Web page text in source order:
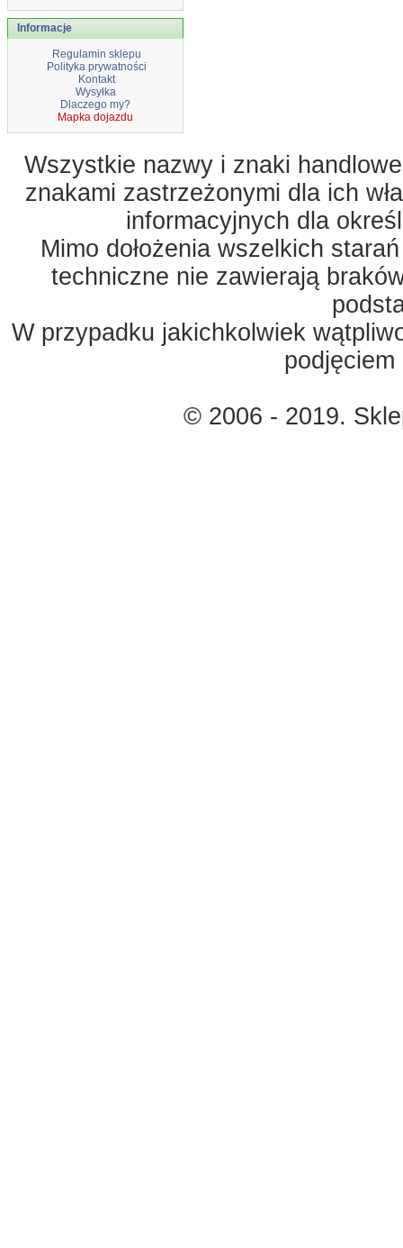
Informacje
Regulamin sklepu
Polityka prywatności
Kontakt
Wysyłka
Dlaczego my?
Mapka dojazdu
Wszystkie nazwy i znaki
znakami zastrzeżonymi dla ich
informacyjnych dla
Mimo dołożenia wszelkich
techniczne nie zawierają
W przypadku jakichkolwiek
© 2006 - 2019.